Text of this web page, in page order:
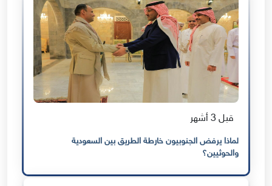
قبل 3 أشهر
لماذا يرفض الجنوبيون خارطة الطريق بين السعودية
والحوثيين؟